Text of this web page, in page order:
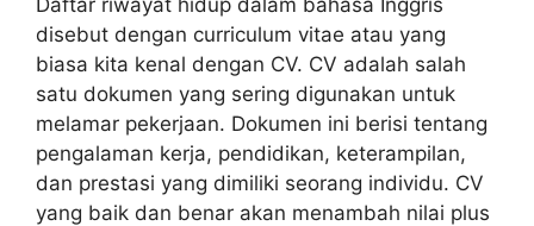
Daftar riwayat hidup dalam bahasa Inggris
disebut dengan curriculum vitae atau yang
biasa kita kenal dengan CV. CV adalah salah
satu dokumen yang sering digunakan untuk
melamar pekerjaan. Dokumen ini berisi tentang
pengalaman kerja, pendidikan, keterampilan,
dan prestasi yang dimiliki seorang individu. CV
yang baik dan benar akan menambah nilai plus